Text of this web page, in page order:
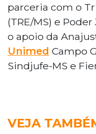
parceria com o
(TRE/MS) e
o apoio da
Unimed Campo
Sindjufe-MS e
VEJA